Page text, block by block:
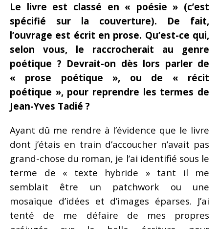
Le livre est classé en « poésie » (c’est
spécifié sur la couverture). De fait,
l’ouvrage est écrit en prose. Qu’est-ce qui,
selon vous, le raccrocherait au genre
poétique ? Devrait-on dès lors parler de
« prose poétique », ou de « récit
poétique », pour reprendre les termes de
Jean-Yves Tadié ?
Ayant dû me rendre à l’évidence que le livre
dont j’étais en train d’accoucher n’avait pas
grand-chose du roman, je l’ai identifié sous le
terme de « texte hybride » tant il me
semblait être un patchwork ou une
mosaïque d’idées et d’images éparses. J’ai
tenté de me défaire de mes propres